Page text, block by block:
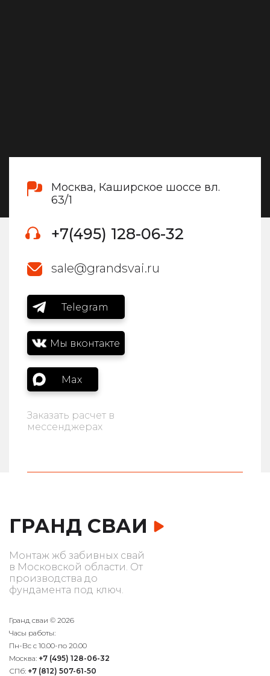
Москва, Каширское шоссе вл.
63/1
+7(495) 128-06-32
sale@grandsvai.ru
Telegram
Мы вконтакте
Max
Заказать расчет в
мессенджерах
ГРАНД СВАИ
Монтаж жб забивных свай
в Московской области. От
производства до
фундамента под ключ.
Гранд сваи © 2026
Часы работы:
Пн-Вс с 10.00-по 20.00
Москва: +7 (495) 128-06-32
СПб: +7 (812) 507-61-50